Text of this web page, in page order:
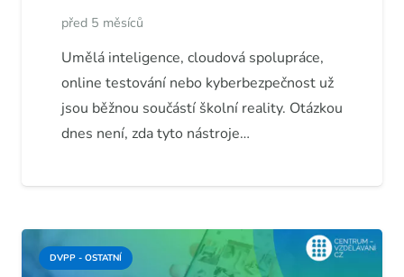
před 5 měsíců
Umělá inteligence, cloudová spolupráce,
online testování nebo kyberbezpečnost už
jsou běžnou součástí školní reality. Otázkou
dnes není, zda tyto nástroje…
DVPP - OSTATNÍ